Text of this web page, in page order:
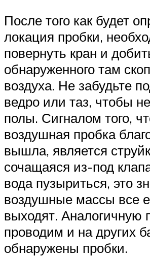
После того как будет
локация пробки,
повернуть кран и
обнаруженного там
воздуха. Не забудьте
ведро или таз, чтобы
полы. Сигналом того,
воздушная пробка
вышла, является
сочащаяся из-под
вода пузыриться, это
воздушные массы все
выходят. Аналогичную
проводим и на других
обнаружены пробки.